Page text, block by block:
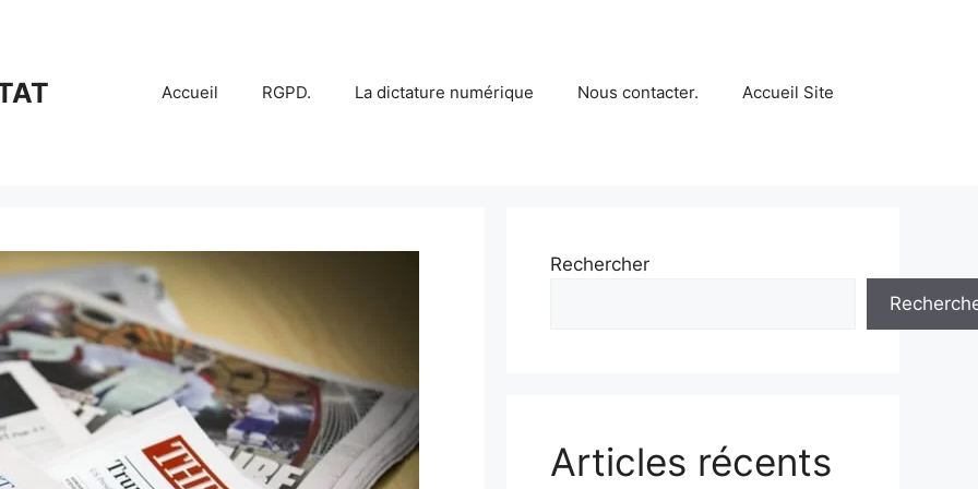
Accueil RGPD. La dictature numérique Nous contacter. Accueil Site
Rechercher
Articles récents